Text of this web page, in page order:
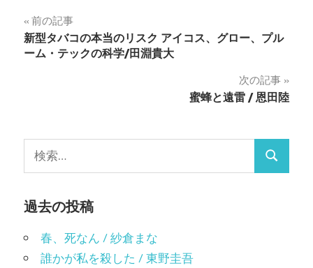
リ
ッ
ク
し
て
ィ
ン
ド
ウ
で
ま
す)
し
い
ウ
す)
投
稿
ゲ
ー
ョ
ン
前の記事
新型タバコの本当のリスク アイコス、グロー、プル
ーム・テックの科学/田淵貴大
次の記事
蜜蜂と遠雷 / 恩田陸
索:
検
過去の投稿
春、死なん / 紗倉まな
誰かが私を殺した / 東野圭吾